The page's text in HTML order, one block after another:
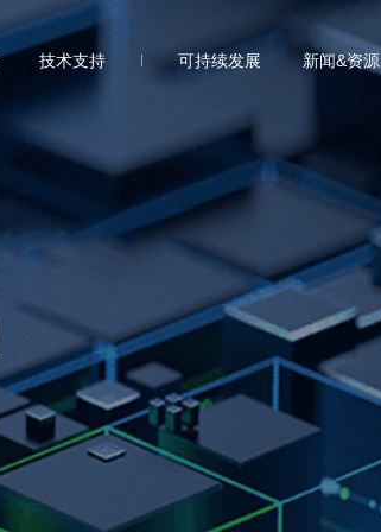
技术支持 可持续发展 新闻&资源